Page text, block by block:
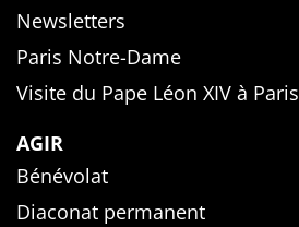
Newsletters
Paris Notre-Dame
Visite du Pape Léon XIV à Paris
AGIR
Bénévolat
Diaconat permanent